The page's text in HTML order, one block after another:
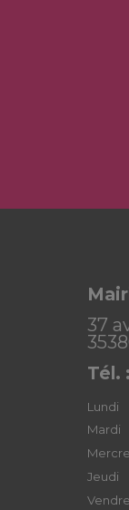
37
Tél.
Lundi
Mardi
Jeudi